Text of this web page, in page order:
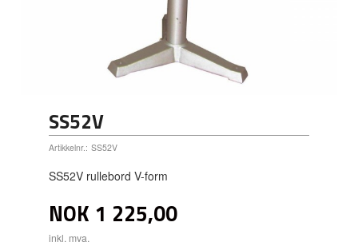
SS52V
Artikkelnr.: SS52V
SS52V rullebord V-form
NOK 1 225,00
inkl. mva.